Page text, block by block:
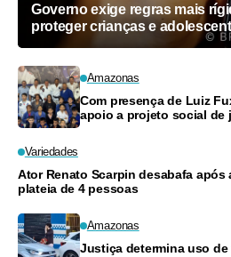
Governo exige regras mais
proteger crianças e
Amazonas
Com presença de Luiz
apoio a projeto social de
Variedades
Ator Renato Scarpin desabafa após
plateia de 4 pessoas
Amazonas
Justiça determina uso de